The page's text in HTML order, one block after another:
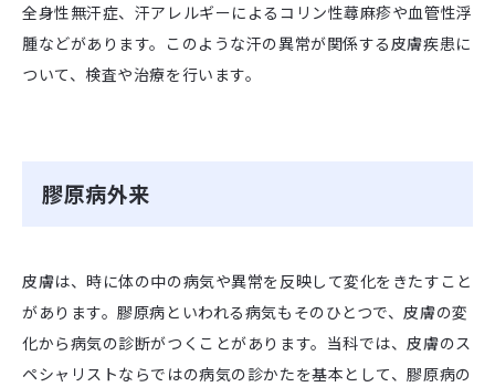
全身性無汗症、汗アレルギーによるコリン性蕁麻疹や血管性浮
腫などがあります。このような汗の異常が関係する皮膚疾患に
ついて、検査や治療を行います。
膠原病外来
皮膚は、時に体の中の病気や異常を反映して変化をきたすこと
があります。膠原病といわれる病気もそのひとつで、皮膚の変
化から病気の診断がつくことがあります。当科では、皮膚のス
ペシャリストならではの病気の診かたを基本として、膠原病の